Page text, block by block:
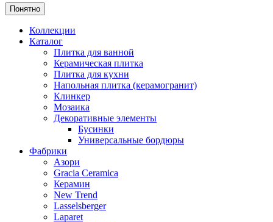
Понятно
Коллекции
Каталог
Плитка для ванной
Керамическая плитка
Плитка для кухни
Напольная плитка (керамогранит)
Клинкер
Мозаика
Декоративные элементы
Бусинки
Универсальные бордюры
Фабрики
Азори
Gracia Ceramica
Керамин
New Trend
Lasselsberger
Laparet